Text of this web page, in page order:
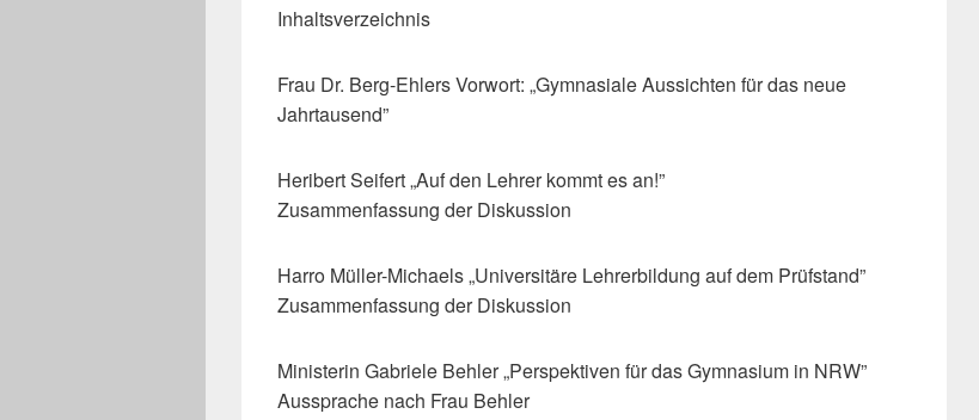
Inhaltsverzeichnis
Frau Dr. Berg-Ehlers Vorwort: „Gymnasiale Aussichten für das neue
Jahrtausend”
Heribert Seifert „Auf den Lehrer kommt es an!”
Zusammenfassung der Diskussion
Harro Müller-Michaels „Universitäre Lehrerbildung auf dem Prüfstand”
Zusammenfassung der Diskussion
Ministerin Gabriele Behler „Perspektiven für das Gymnasium in NRW”
Aussprache nach Frau Behler